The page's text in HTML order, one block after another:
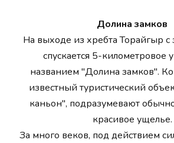
Долина замков
На выходе из хребта Торайгыр с
спускается 5-километровое
названием "Долина замков".
известный туристический
каньон", подразумевают
красивое ущелье.
За много веков, под действием